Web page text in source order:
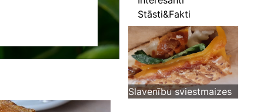
Stāsti&Fakti
Slavenību sviestmaizes